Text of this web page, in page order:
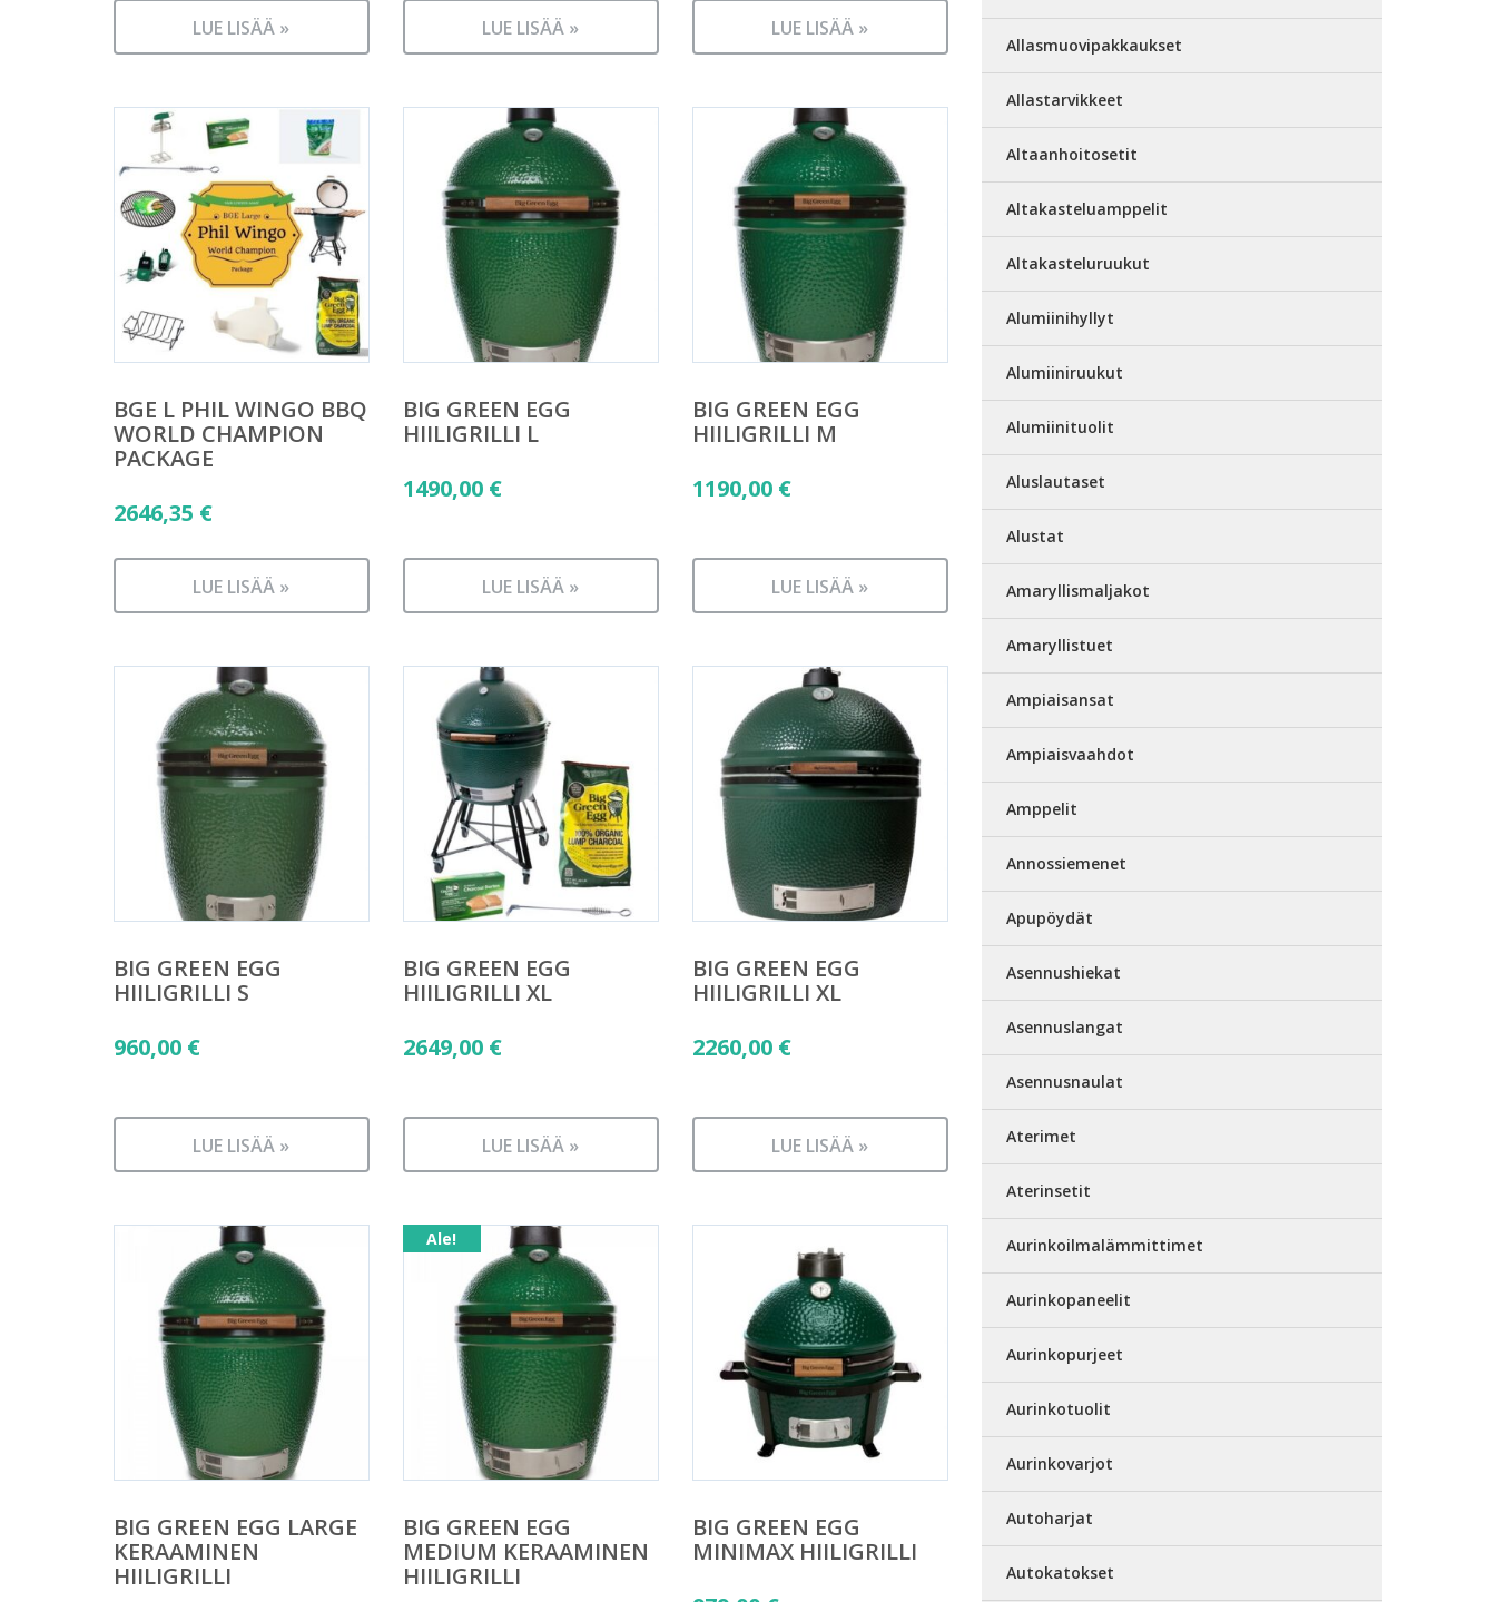
LUE LISÄÄ » LUE LISÄÄ » LUE LISÄÄ »
BGE L PHIL WINGO BBQ
WORLD CHAMPION
PACKAGE
2646,35 €
LUE LISÄÄ »
BIG GREEN EGG
HIILIGRILLI L
1490,00 €
LUE LISÄÄ »
BIG GREEN EGG
HIILIGRILLI M
1190,00 €
LUE LISÄÄ »
BIG GREEN EGG
HIILIGRILLI S
960,00 €
LUE LISÄÄ »
BIG GREEN EGG
HIILIGRILLI XL
2649,00 €
LUE LISÄÄ »
BIG GREEN EGG
HIILIGRILLI XL
2260,00 €
LUE LISÄÄ »
BIG GREEN EGG LARGE
KERAAMINEN
HIILIGRILLI
Ale!
BIG GREEN EGG
MEDIUM KERAAMINEN
HIILIGRILLI
BIG GREEN EGG
MINIMAX HIILIGRILLI
Allasmuovipakkaukset
Allastarvikkeet
Altaanhoitosetit
Altakasteluamppelit
Altakasteluruukut
Alumiinihyllyt
Alumiiniruukut
Alumiinituolit
Aluslautaset
Alustat
Amaryllismaljakot
Amaryllistuet
Ampiaisansat
Ampiaisvaahdot
Amppelit
Annossiemenet
Apupöydät
Asennushiekat
Asennuslangat
Asennusnaulat
Aterimet
Aterinsetit
Aurinkoilmalämmittimet
Aurinkopaneelit
Aurinkopurjeet
Aurinkotuolit
Aurinkovarjot
Autoharjat
Autokatokset